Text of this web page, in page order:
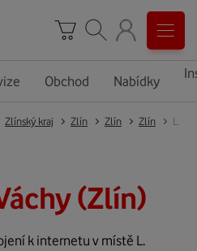
Obchod Nabídky
Zlínský kraj Zlín Zlín Zlín L.
(Zlín)
k internetu v místě L.